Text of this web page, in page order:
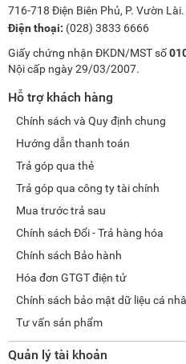
716-718 Điện Biên Phủ, P. Vườn
Điện thoại: (028) 3833 6666
Giấy chứng nhận ĐKDN/MST số
Nội cấp ngày 29/03/2007.
Hỗ trợ khách hàng
Chính sách và Quy định chung
Hướng dẫn thanh toán
Trả góp qua thẻ
Trả góp qua công ty tài chính
Mua trước trả sau
Chính sách Đổi - Trả hàng hóa
Chính sách Bảo hành
Hóa đơn GTGT điện tử
Chính sách bảo mật dữ liệu cá
Tư vấn sản phẩm
Quản lý tài khoản